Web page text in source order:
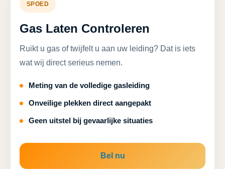
SPOED
Gas Laten Controleren
Ruikt u gas of twijfelt u aan uw leiding? Dat is iets
wat wij direct serieus nemen.
Meting van de volledige gasleiding
Onveilige plekken direct aangepakt
Geen uitstel bij gevaarlijke situaties
Bel nu